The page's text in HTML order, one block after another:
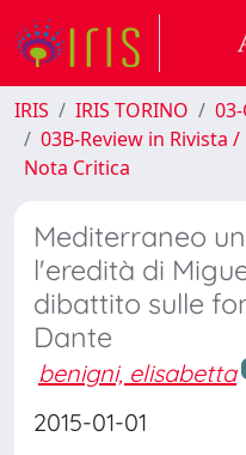
IRIS IRIS TORINO
03B-Review in Rivista
Nota Critica
Mediterraneo
l'eredità di
dibattito sulle
Dante
benigni, elisabetta
2015-01-01